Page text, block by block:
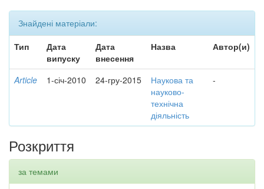
Знайдені матеріали:
Тип
Дата
випуску
Дата
внесення
Назва Автор(и)
Article 1-січ-2010 24-гру-2015
Наукова та
науково-
технічна
діяльність
-
Розкриття
за темами